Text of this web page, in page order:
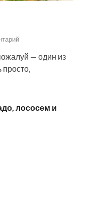
— один из
просто,
лососем и